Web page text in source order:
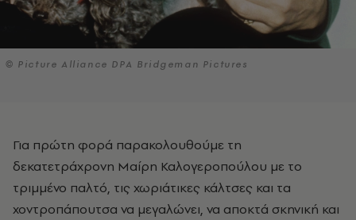
© Picture Alliance DPA Bridgeman Pictures
Για πρώτη φορά παρακολουθούμε τη
δεκατετράχρονη Μαίρη Καλογεροπούλου με το
τριμμένο παλτό, τις χωριάτικες κάλτσες και τα
χοντροπάπουτσα να μεγαλώνει, να αποκτά σκηνική και